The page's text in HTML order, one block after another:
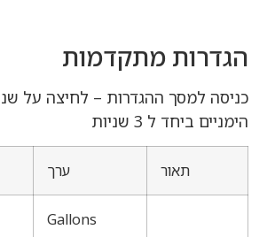
הגדרות מתקדמות
כניסה למסך ההגדרות – לחיצה על
הימניים ביחד ל 3 שניות
ערך תאור
Gallons